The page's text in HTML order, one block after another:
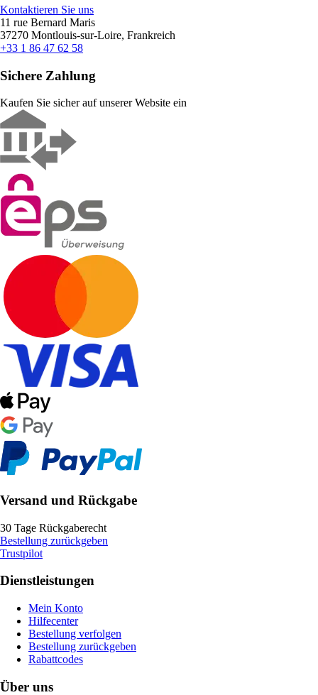
Kontaktieren Sie uns
11 rue Bernard Maris
37270 Montlouis-sur-Loire, Frankreich
+33 1 86 47 62 58
Sichere Zahlung
Kaufen Sie sicher auf unserer Website ein
Versand und Rückgabe
30 Tage Rückgaberecht
Bestellung zurückgeben
Trustpilot
Dienstleistungen
Mein Konto
Hilfecenter
Bestellung verfolgen
Bestellung zurückgeben
Rabattcodes
Über uns